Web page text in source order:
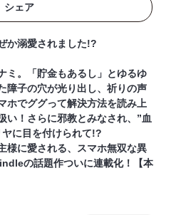
シェア
か溺愛されました!?
ミ。「貯金もあるし」とゆるゆ
障子の穴が光り出し、祈りの声
ホでググって解決方法を読み上
い！さらに邪教とみなされ、”血
ヤに目を付けられて!?
様に愛される、スマホ無双な異
の話題作ついに連載化！【本